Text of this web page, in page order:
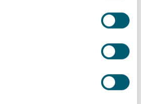
Lauree Jager